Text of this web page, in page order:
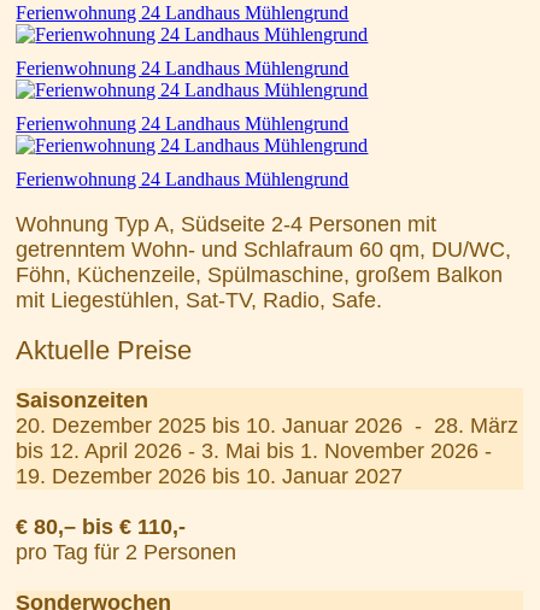
Ferienwohnung 24 Landhaus Mühlengrund
Ferienwohnung 24 Landhaus Mühlengrund
Ferienwohnung 24 Landhaus Mühlengrund
Ferienwohnung 24 Landhaus Mühlengrund
Wohnung Typ A, Südseite 2-4 Personen mit
getrenntem Wohn- und Schlafraum 60 qm, DU/WC,
Föhn, Küchenzeile, Spülmaschine, großem Balkon
mit Liegestühlen, Sat-TV, Radio, Safe.
Aktuelle Preise
Saisonzeiten
20. Dezember 2025 bis 10. Januar 2026 - 28. März
bis 12. April 2026 - 3. Mai bis 1. November 2026 -
19. Dezember 2026 bis 10. Januar 2027
€ 80,– bis € 110,-
pro Tag für 2 Personen
Sonderwochen